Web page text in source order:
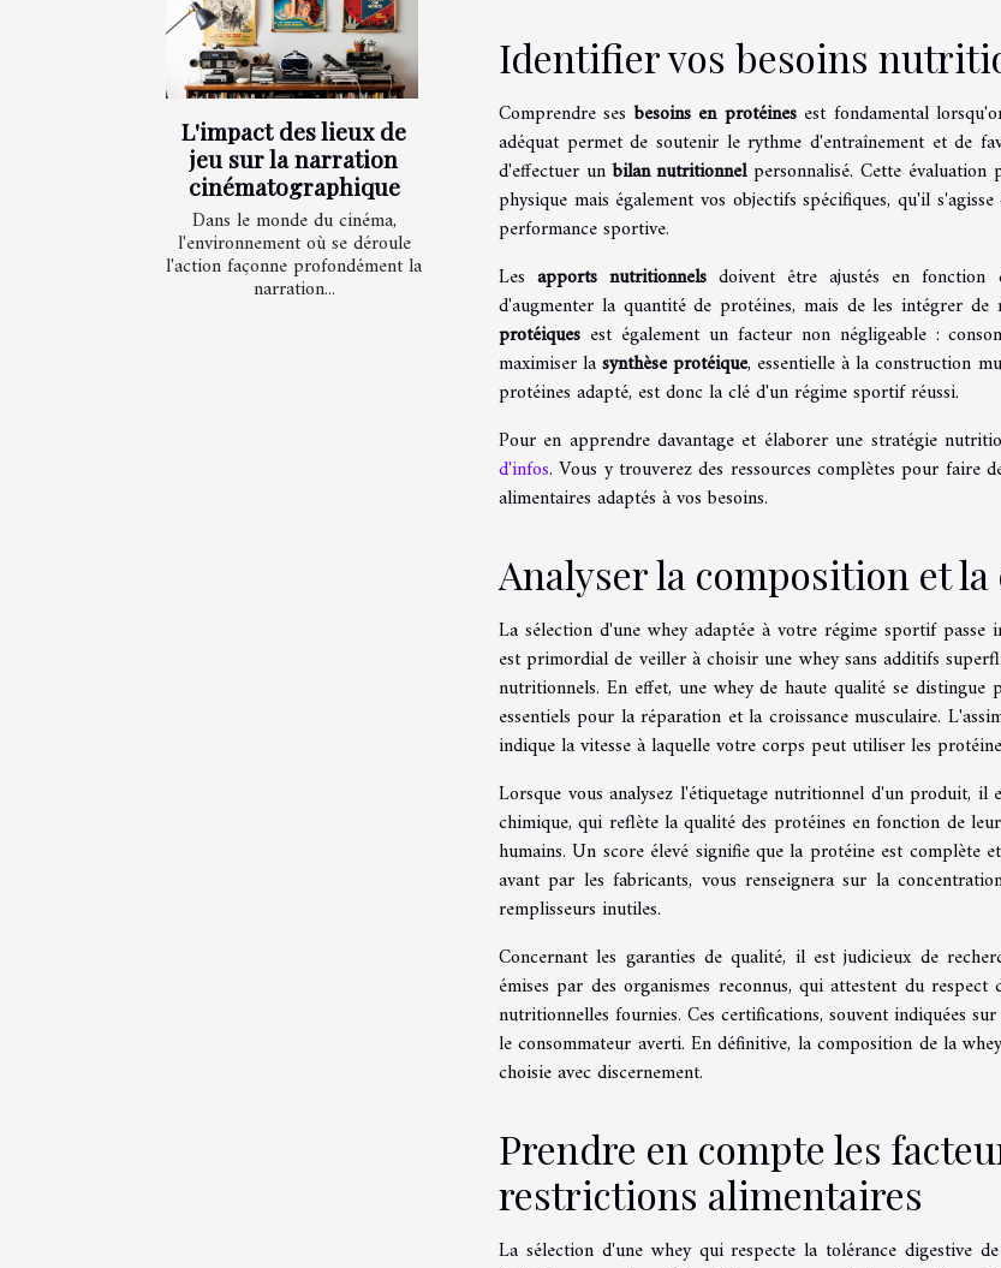
L'impact des lieux de
jeu sur la narration
cinématographique
Dans le monde du cinéma,
l'environnement où se déroule
l'action façonne profondément la
narration...
Identifier vos besoins
Comprendre sesbesoins en protéinesest fondamental
adéquat permet de soutenir le rythme d'entraînement et de
d'effectuer unbilan nutritionnelpersonnalisé. Cette évaluation
physique mais également vos objectifs spécifiques, qu'il
performance sportive.
Lesapports nutritionnels doivent être ajustés en
d'augmenter la quantité de protéines, mais de les intégrer
protéiques est également un facteur non négligeable :
maximiser lasynthèse protéique, essentielle à la construction
protéines adapté, est donc la clé d'un régime sportif réussi.
Pour en apprendre davantage et élaborer une stratégie
d'infos. Vous y trouverez des ressources complètes pour faire
alimentaires adaptés à vos besoins.
Analyser la composition et
La sélection d'une whey adaptée à votre régime sportif
est primordial de veiller à choisir une whey sans additifs
nutritionnels. En effet, une whey de haute qualité se distingue
essentiels pour la réparation et la croissance musculaire.
indique la vitesse à laquelle votre corps peut utiliser les
Lorsque vous analysez l'étiquetage nutritionnel d'un produit,
chimique, qui reflète la qualité des protéines en fonction de
humains. Un score élevé signifie que la protéine est complète
avant par les fabricants, vous renseignera sur la
remplisseurs inutiles.
Concernant les garanties de qualité, il est judicieux de
émises par des organismes reconnus, qui attestent du
nutritionnelles fournies. Ces certifications, souvent indiquées
le consommateur averti. En définitive, la composition de la
choisie avec discernement.
Prendre en compte les
restrictions alimentaires
La sélection d'une whey qui respecte la tolérance digestive